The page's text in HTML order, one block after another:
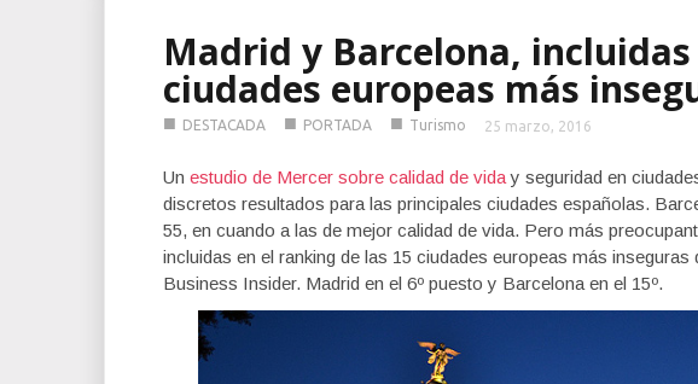
Madrid y Barcelona,
ciudades europeas más
■ DESTACADA ■ PORTADA ■ Turismo 25 marzo, 2016
Un estudio de Mercer sobre calidad de viday seguridad en
discretos resultados para las principales ciudades españolas.
55, en cuando a las de mejor calidad de vida. Pero más
incluidas en el ranking de las 15 ciudades europeas más
Business Insider. Madrid en el 6º puesto y Barcelona en el 15º.